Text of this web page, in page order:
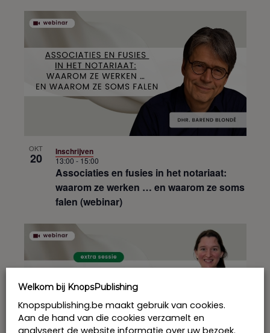
OKT
20
Associaties en fusies in het notariaat:
waarom ze werken … en waarom ze soms
falen (webinar)
13:00-15:00
Inschrijven
Welkom bij KnopsPublishing
Knopspublishing.be maakt gebruik van cookies.
Aan de hand van die cookies verzamelt en
analyseert de website informatie over uw bezoek.